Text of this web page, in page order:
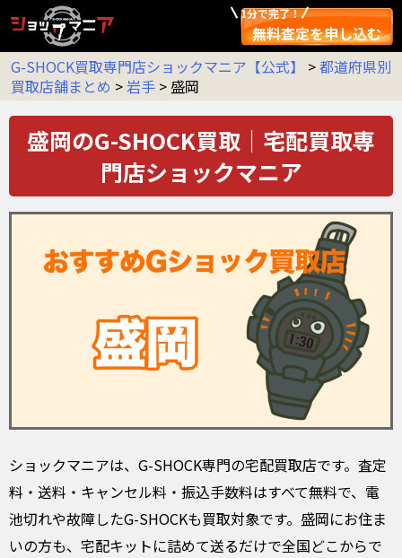
1分で完了！
無料査定を申し込む
G-SHOCK買取専門店ショックマニア【公式】
>都道府県別
買取店舗まとめ >岩手 > 盛岡
盛岡のG-SHOCK買取｜宅配買取専
門店ショックマニア
ショックマニアは、G-SHOCK専門の宅配買取店です。査定
料・送料・キャンセル料・振込手数料はすべて無料で、電
池切れや故障したG-SHOCKも買取対象です。盛岡にお住ま
いの方も、宅配キットに詰めて送るだけで全国どこからで